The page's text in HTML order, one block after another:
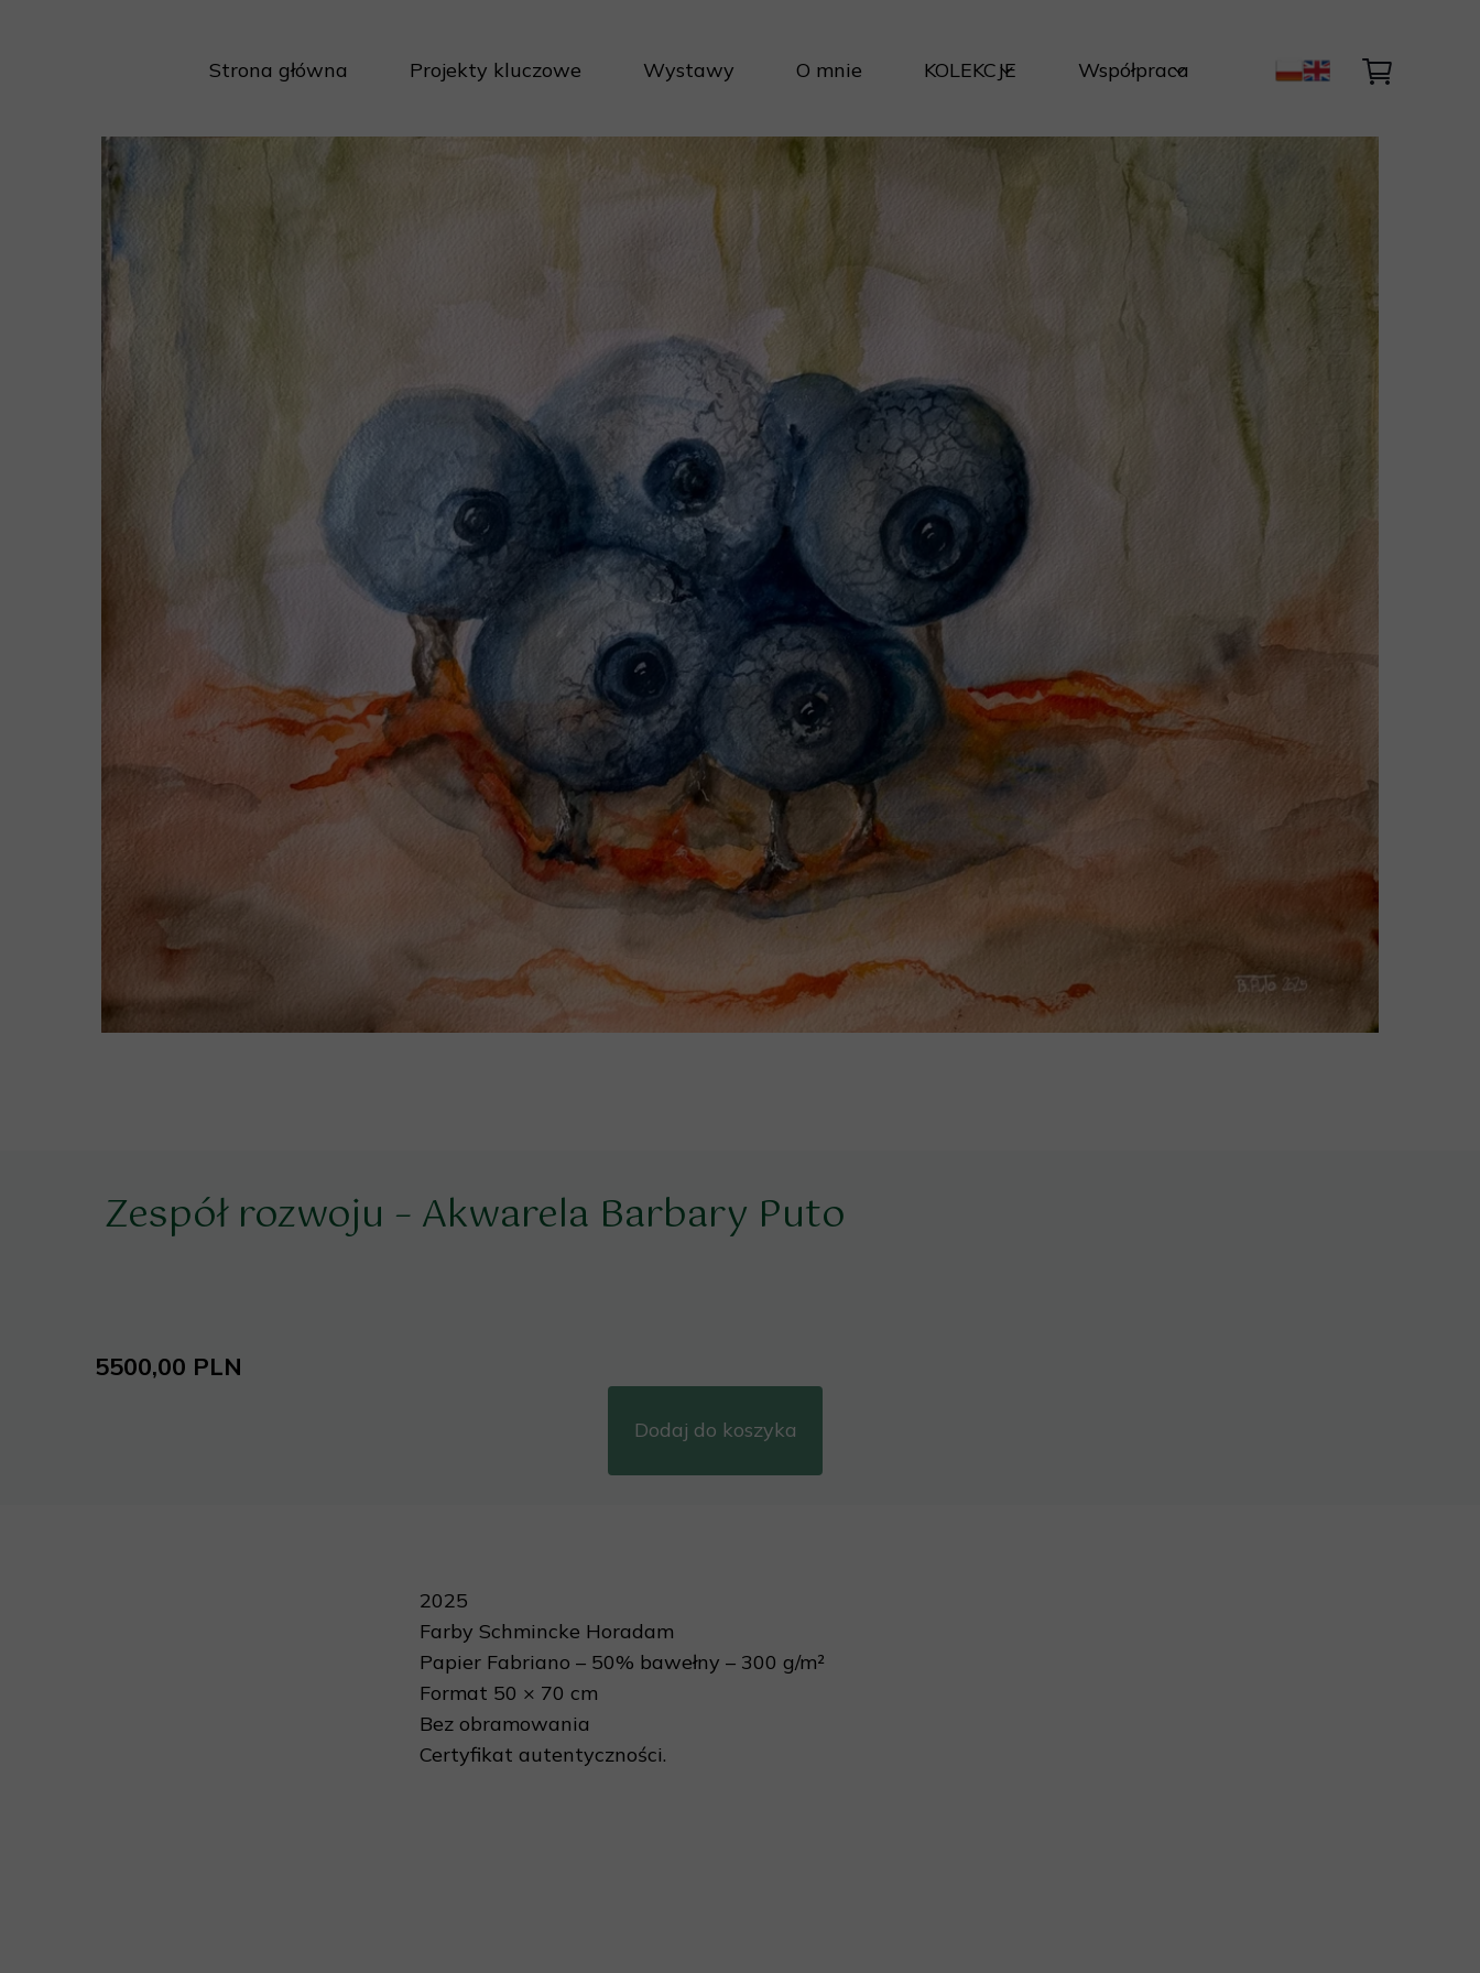
Strona główna Projekty kluczowe Wystawy O mnie
KOLEKCJE
Cykle Światła i Natury
Inwestycja
Jak nabyć dzieło ?
Współpraca
Dodaj do koszyka
5500,00 PLN
Zespół rozwoju – Akwarela Barbary Puto
2025
Farby Schmincke Horadam
Papier Fabriano – 50% bawełny – 300 g/m²
Format 50 × 70 cm
Bez obramowania
Certyfikat autentyczności.